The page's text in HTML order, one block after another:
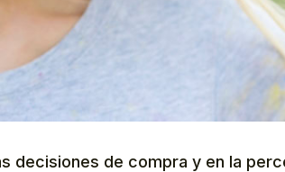
decisiones de compra y en la